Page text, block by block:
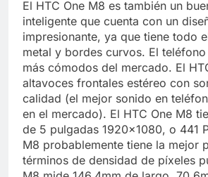
El HTC One M8 es también un
inteligente que cuenta con un
impresionante, ya que tiene todo
metal y bordes curvos. El
más cómodos del mercado. El
altavoces frontales estéreo con
calidad (el mejor sonido en
en el mercado). El HTC One M8
de 5 pulgadas 1920×1080, o 441
M8 probablemente tiene la mejor
términos de densidad de píxeles